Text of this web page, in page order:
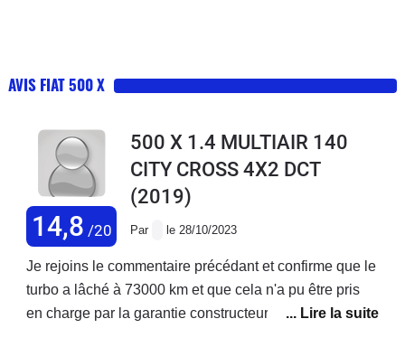
AVIS FIAT 500 X
14,8 /20
500 X 1.4 MULTIAIR 140
CITY CROSS 4X2 DCT
(2019)
Par le 28/10/2023
Je rejoins le commentaire précédant et confirme que le
turbo a lâché à 73000 km et que cela n'a pu être pris
en charge par la garantie constructeur ! Je précise que